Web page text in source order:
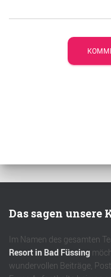
Das sagen
Im Namen des gesamten
Resort in Bad Füssing
wundervollen Beiträge,